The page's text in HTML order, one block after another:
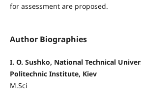
for assessment are proposed.
Author Biographies
I. O. Sushko, National Technical
Politechnic Institute, Kiev
M.Sci